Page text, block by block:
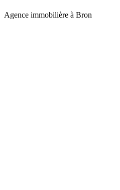
Agence immobilière à Bron